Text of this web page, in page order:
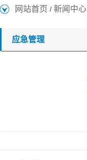
网站首页 / 新闻中心
应急管理